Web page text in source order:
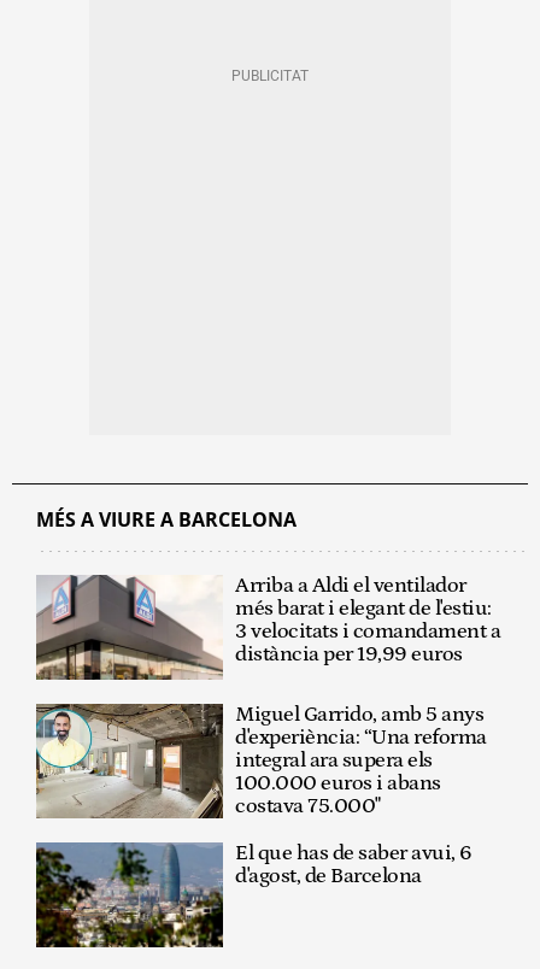
MÉS A VIURE A BARCELONA
Arriba a Aldi el ventilador
més barat i elegant de l'estiu:
3 velocitats i comandament a
distància per 19,99 euros
Miguel Garrido, amb 5 anys
d'experiència: “Una reforma
integral ara supera els
100.000 euros i abans
costava 75.000"
El que has de saber avui, 6
d'agost, de Barcelona